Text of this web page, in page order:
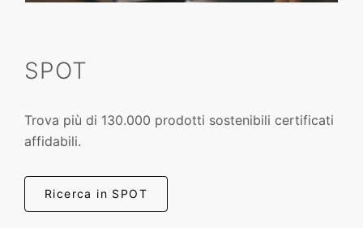
SPOT
Trova più di 130.000 prodotti sostenibili certificati
affidabili.
Ricerca in SPOT